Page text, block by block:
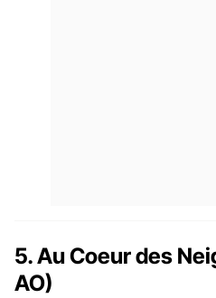
5. Au Coeur des
AO)